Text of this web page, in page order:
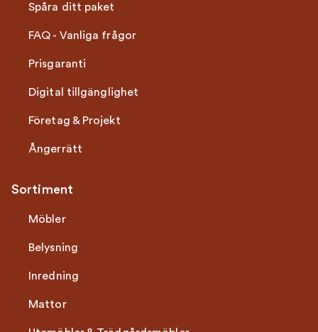
Spåra ditt paket
FAQ - Vanliga frågor
Prisgaranti
Digital tillgänglighet
Företag & Projekt
Ångerrätt
Sortiment
Möbler
Belysning
Inredning
Mattor